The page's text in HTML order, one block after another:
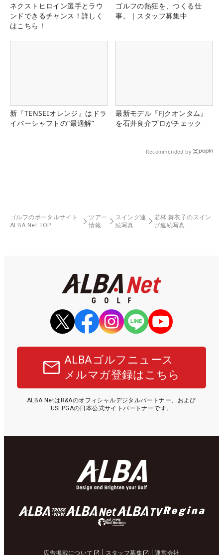
ネクストヒロイン選手とラウ
ンドできるチャンス！詳しく
はこちら！
ゴルフの熱狂を、つくる仕
事。｜スタッフ募集中
新『TENSEIオレンジ』はドラ
イバーシャフトの“最適解”
最新モデル『FJクオンタム』
を石井良介プロがチェック
Recommended by
ゴルフのポータルサイト
ALBA Net TOP
ツアー
情報
スイング連
続写真
若林 舞衣子のスイン
グ連続写真
ALBAゴルフニュース
メルマガ登録はこちら
ALBA NetはR&Aのオフィシャルデジタルパートナー、および
USLPGAの日本公式サイトパートナーです。
広告掲載について スタッフ募集 運営会社